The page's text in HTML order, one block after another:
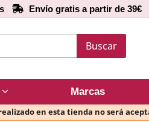
Envío gratis a partir de 39€
Buscar
Marcas
en esta tienda no será